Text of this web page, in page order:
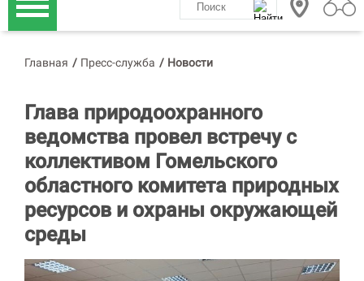
Главная / Пресс-служба / Новости
Глава природоохранного
ведомства провел встречу с
коллективом Гомельского
областного комитета природных
ресурсов и охраны окружающей
среды